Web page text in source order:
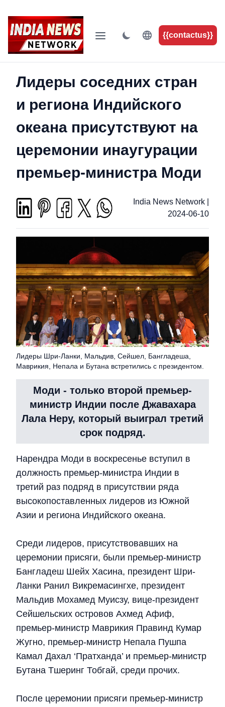
{{contactus}}
Лидеры соседних стран
и региона Индийского
океана присутствуют на
церемонии инаугурации
премьер-министра Моди
India News Network
2024-06-10
Лидеры Шри-Ланки, Мальдив, Сейшел, Бангладеша,
Маврикия, Непала и Бутана встретились с президентом.
Моди - только второй премьер-
министр Индии после Джавахара
Лала Неру, который выиграл третий
срок подряд.
Нарендра Моди в воскресенье вступил в
должность премьер-министра Индии в
третий раз подряд в присутствии ряда
высокопоставленных лидеров из Южной
Азии и региона Индийского океана.
Среди лидеров, присутствовавших на
церемонии присяги, были премьер-министр
Бангладеш Шейх Хасина, президент Шри-
Ланки Ранил Викремасингхе, президент
Мальдив Мохамед Муисзу, вице-президент
Сейшельских островов Ахмед Афиф,
премьер-министр Маврикия Правинд Кумар
Жугно, премьер-министр Непала Пушпа
Камал Дахал ‘Пратханда’ и премьер-министр
Бутана Тшеринг Тобгай, среди прочих.
После церемонии присяги премьер-министр